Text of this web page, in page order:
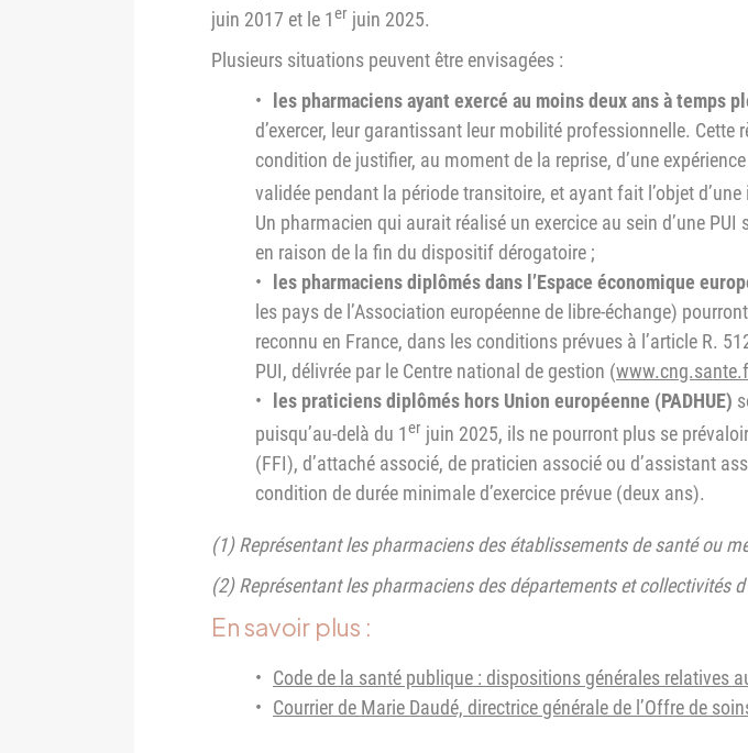
juin 2017 et le 1er juin 2025.
Plusieurs situations peuvent être envisagées :
les pharmaciens ayant exercé au moins deux ans à temps
d’exercer, leur garantissant leur mobilité professionnelle.
condition de justifier, au moment de la reprise, d’une
validée pendant la période transitoire, et ayant fait l’objet
Un pharmacien qui aurait réalisé un exercice au sein d’une
en raison de la fin du dispositif dérogatoire ;
les pharmaciens diplômés dans l’Espace économique
les pays de l’Association européenne de libre-échange)
reconnu en France, dans les conditions prévues à l’article R.
PUI, délivrée par le Centre national de gestion (
les praticiens diplômés hors Union européenne (PADHUE)
puisqu’au-delà du 1er juin 2025, ils ne pourront plus se
(FFI), d’attaché associé, de praticien associé ou d’assistant
condition de durée minimale d’exercice prévue (deux ans).
(1) Représentant les pharmaciens des établissements de santé ou
(2) Représentant les pharmaciens des départements et collectivités
En savoir plus :
Code de la santé publique : dispositions générales relatives
Courrier de Marie Daudé, directrice générale de l’Offre de